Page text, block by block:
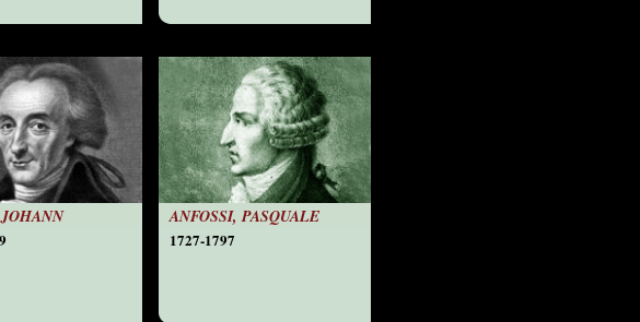
ANFOSSI, PASQUALE
1727-1797